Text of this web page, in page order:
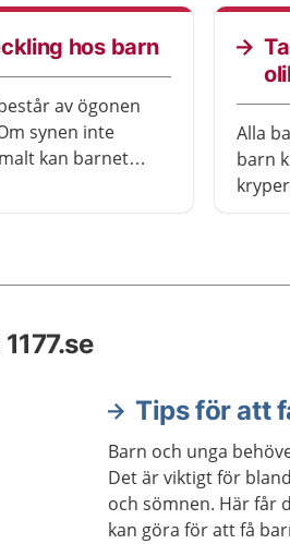
i kan också
ovanligt att det
sjukdom.
och
hos barn
av ögonen
kan barnet
Alla
barn
Tips för att
Barn och unga
Det är viktigt för
och sömnen. Här får
kan göra för att få